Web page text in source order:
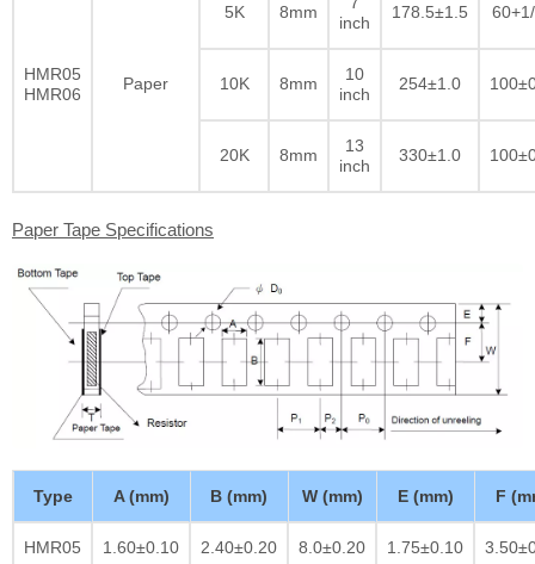
HMR05
HMR06
Paper
5K 8mm
inch
178.5±1.5
10K 8mm
10
inch
254±1.0
20K 8mm
13
inch
330±1.0
Paper Tape Specifications
Type A (mm) B (mm) W (mm) E (mm) F
HMR05 1.60±0.10 2.40±0.20 8.0±0.20 1.75±0.10